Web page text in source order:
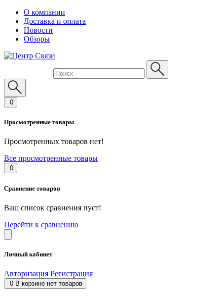
О компании
Доставка и оплата
Новости
Обзоры
0
Просмотренные товары
Просмотренных товаров нет!
Все просмотренные товары
0
Сравнение товаров
Ваш список сравнения пуст!
Перейти к сравнению
Личный кабинет
Авторизация Регистрация
0 В корзине нет товаров